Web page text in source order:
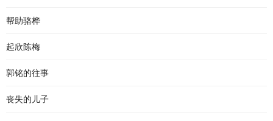
帮助骆桦
起欣陈梅
郭铭的往事
丧失的儿子